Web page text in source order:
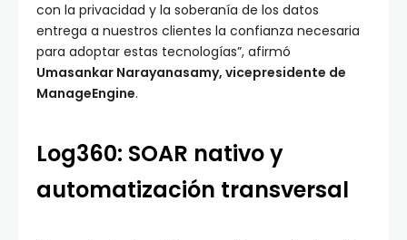
con la privacidad y la soberanía de los datos
entrega a nuestros clientes la confianza necesaria
para adoptar estas tecnologías”, afirmó
Umasankar Narayanasamy, vicepresidente de
ManageEngine.
Log360: SOAR nativo y
automatización transversal